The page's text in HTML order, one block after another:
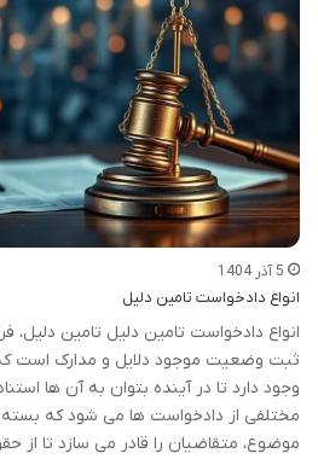
5 آذر 1404
انواع دادخواست تامین دلیل
انواع دادخواست تامین دلیل تامین دلیل،
ثبت وضعیت موجود دلایل و مدارک است که
وجود دارد تا در آینده بتوان به آن ها
مختلفی از دادخواست ها می شود که
موضوع، متقاضیان را قادر می سازد تا از